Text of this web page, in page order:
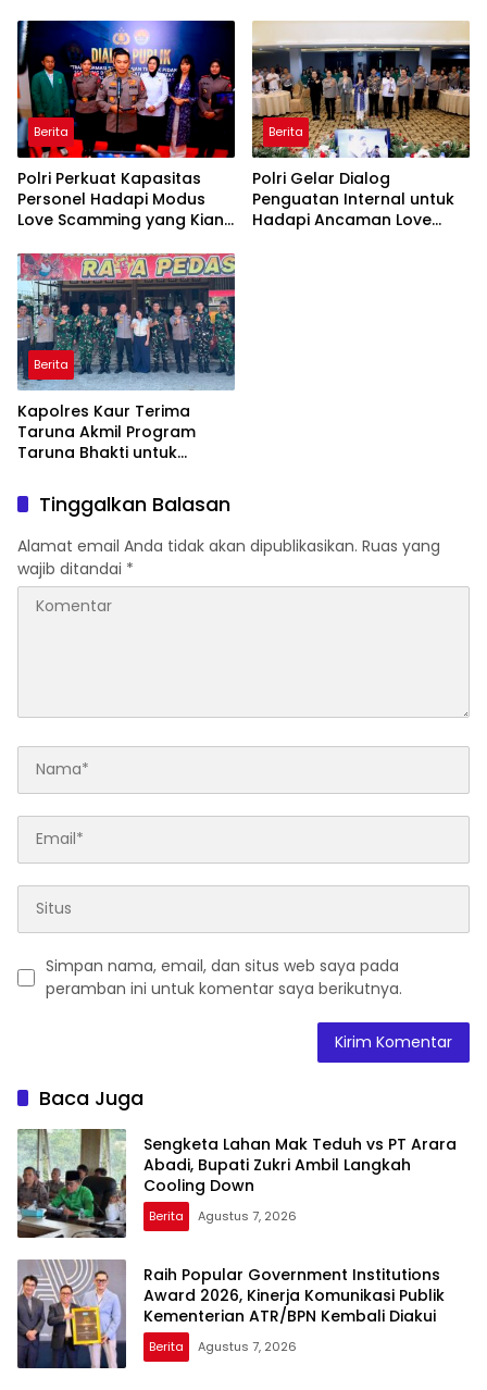
Korupsi serta Penguatan
Ekonomi Daerah
Berita
Polri Perkuat Kapasitas
Personel Hadapi Modus
Love Scamming yang Kian
Berita
Polri Gelar Dialog
Penguatan Internal untuk
Hadapi Ancaman Love
Berita
Kapolres Kaur Terima
Taruna Akmil Program
Taruna Bhakti untuk
Rakyat Kabupaten Kaur
Tinggalkan Balasan
Alamat email Anda tidak akan dipublikasikan. Ruas yang
wajib ditandai *
Simpan nama, email, dan situs web saya pada
peramban ini untuk komentar saya berikutnya.
Baca Juga
Sengketa Lahan Mak Teduh vs PT Arara
Abadi, Bupati Zukri Ambil Langkah
Cooling Down
Berita Agustus 7, 2026
Raih Popular Government Institutions
Award 2026, Kinerja Komunikasi Publik
Kementerian ATR/BPN Kembali Diakui
Berita Agustus 7, 2026